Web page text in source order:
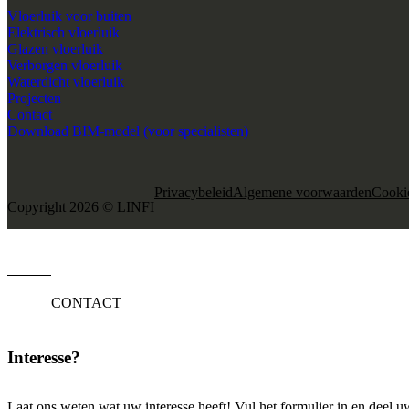
Vloerluik voor buiten
Elektrisch vloerluik
Glazen vloerluik
Verborgen vloerluik
Waterdicht vloerluik
Projecten
Contact
Download BIM-model (voor specialisten)
Copyright 2026 © LINFI
PrivacybeleidAlgemene voorwaarden
Interesse?
CONTACT